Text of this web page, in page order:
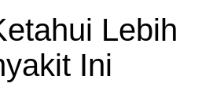
Lebih
Ini